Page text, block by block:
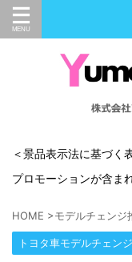
＜景品表示法に基づ
プロモーションが含ま
HOME >モデルチェンジ
トヨタ車モデルチェン